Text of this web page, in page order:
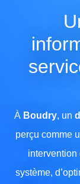
À Boudry, un
perçu comme
intervention
système,